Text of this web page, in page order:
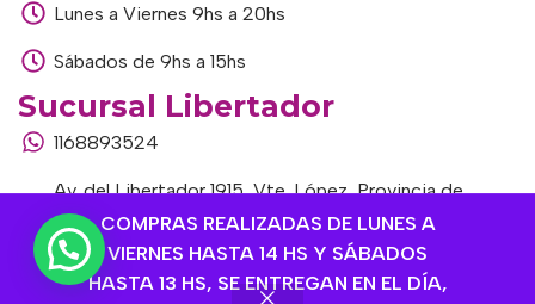
COMPRAS REALIZADAS DE LUNES A
VIERNES HASTA 14 HS Y SÁBADOS
HASTA 13 HS, SE ENTREGAN EN EL DÍA,
Lunes a Viernes 9hs a 20hs
Sábados de 9hs a 15hs
Sucursal Libertador
1168893524
Av. del Libertador 1915, Vte. López, Provincia de
Buenos Aires
Lunes a Viernes de 9hs a 13hs / 16hs a 20hs